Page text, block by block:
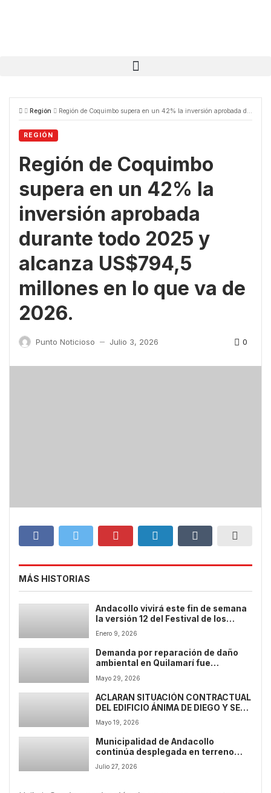
Región Región de Coquimbo supera en un 42% la inversión aprobada durante todo 2025 y alcanza US$794,5 millones en lo que va de 2026.
REGIÓN
Región de Coquimbo
supera en un 42% la
inversión aprobada
durante todo 2025 y
alcanza US$794,5
millones en lo que va de
2026.
Punto Noticioso — Julio 3, 2026 0
MÁS HISTORIAS
Andacollo vivirá este fin de semana
la versión 12 del Festival de los
Barrios
Enero 9, 2026
Demanda por reparación de daño
ambiental en Quilamarí fue
rechazada por inexistencia de
afectación significativa
Mayo 29, 2026
ACLARAN SITUACIÓN CONTRACTUAL
DEL EDIFICIO ÁNIMA DE DIEGO Y SE
DESCARTA “LANZAMIENTO”
IMPULSADO POR ACTUAL
ADMINISTRACIÓN
Mayo 19, 2026
Municipalidad de Andacollo
continúa desplegada en terreno
entregando ayuda a las familias
afectadas por el sistema frontal
Julio 27, 2026